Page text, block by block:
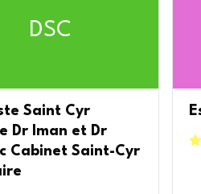
DSC
Saint Cyr
Dr Iman et Dr
Cabinet Saint-Cyr